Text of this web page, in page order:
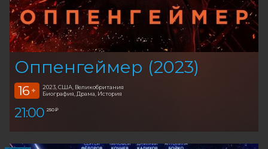
Оппенгеймер (2023)
16 +
2023, США, Великобритания
Биография, Драма, История
21:00 250 ₽